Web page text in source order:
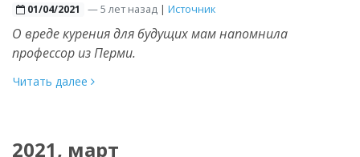
01/04/2021 —5 лет назад | Источник
О вреде курения для будущих мам напомнила
профессор из Перми.
Читать далее
2021, март